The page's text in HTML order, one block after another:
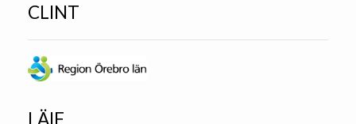
CLINT
LÄIF